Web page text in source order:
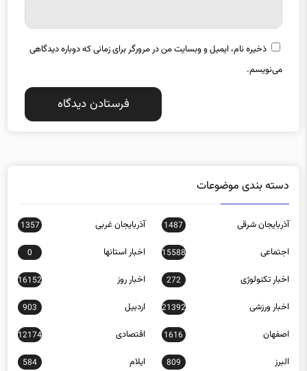
ذخیره نام، ایمیل و وبسایت من در مرورگر برای زمانی که دوباره دیدگاهی
می‌نویسم.
دسته بندی موضوعات
آذربایجان شرقی 1487 آذربایجان غربی 1357
اجتماعی 15588 اخبار استانها 0
اخبار تکنولوژی 272 اخبار روز 16152
اخبار ورزشی 21392 اردبیل 903
اصفهان 1616 اقتصادی 12174
البرز 809 ایلام 584